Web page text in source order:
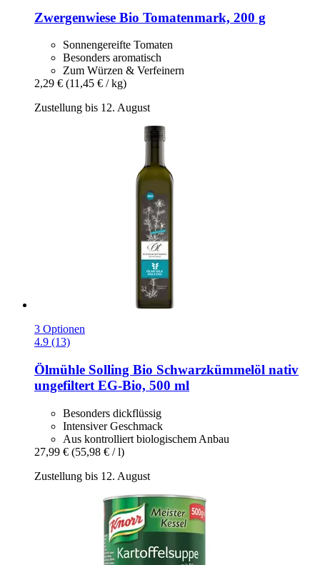
Zwergenwiese Bio Tomatenmark, 200 g
Sonnengereifte Tomaten
Besonders aromatisch
Zum Würzen & Verfeinern
2,29 € (11,45 € / kg)
Zustellung bis 12. August
3 Optionen
4.9 (13)
Ölmühle Solling Bio Schwarzkümmelöl nativ
ungefiltert EG-​Bio, 500 ml
Besonders dickflüssig
Intensiver Geschmack
Aus kontrolliert biologischem Anbau
27,99 € (55,98 € / l)
Zustellung bis 12. August